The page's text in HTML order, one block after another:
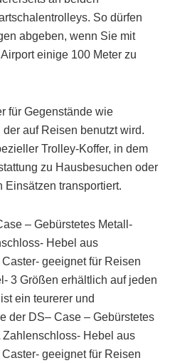
So dürfen
abgeben, wenn Sie mit
einige 100 Meter zu
für Gegenstände wie
auf Reisen benutzt wird.
Trolley-Koffer, in dem
zu Hausbesuchen oder
Einsätzen transportiert.
– Gebürstetes Metall-
Hebel aus
geeignet für Reisen
3 Größen erhältlich auf jeden
ein teurerer und
der DS– Case – Gebürstetes
Zahlenschloss- Hebel aus
geeignet für Reisen